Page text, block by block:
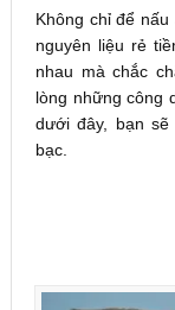
Không chỉ để
nguyên liệu rẻ
nhau mà chắc
lòng những công
dưới đây, bạn
bạc.